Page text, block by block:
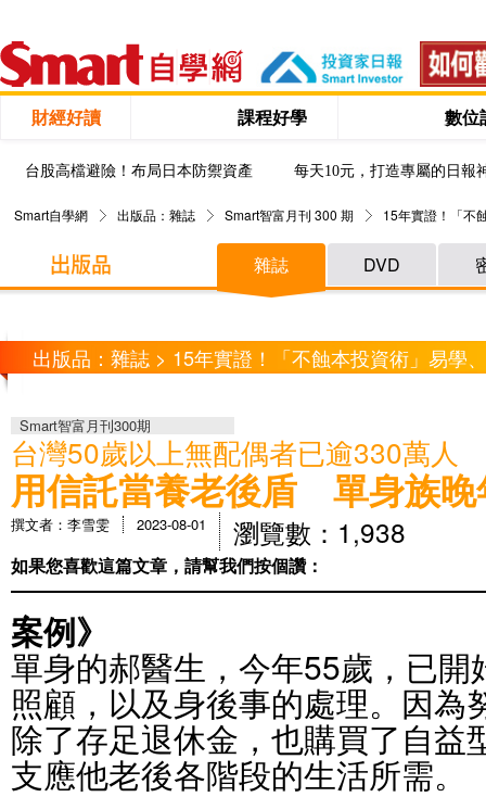
財經好讀 課程好學 數位
台股高檔避險！布局日本防禦資產 每天10元，打造專屬的日報
Smart自學網 出版品：雜誌 Smart智富月刊 300 期
15年實證！「不
雜誌 DVD
出版品：雜誌 > 15年實證！「不蝕本投資術」易
Smart智富月刊300期
台灣50歲以上無配偶者已逾330萬人
用信託當養老後盾 單身族晚
撰文者：李雪雯 2023-08-01 瀏覽數：1,938
如果您喜歡這篇文章，請幫我們按個讚：
案例》
單身的郝醫生，今年55歲，已
照顧，以及身後事的處理。因為
除了存足退休金，也購買了自益
支應他老後各階段的生活所需。